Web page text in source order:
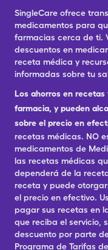
SingleCare ofrece
medicamentos para
farmacias cerca de ti.
descuentos en
receta médica y
informadas sobre tu
Los ahorros en
farmacia, y pueden
sobre el precio en
recetas médicas. NO
medicamentos de
las recetas médicas
dependerá de la
receta y puede
el precio en efectivo.
pagar sus recetas en
que reciba el servicio,
descuento por parte
Programa de Tarifas